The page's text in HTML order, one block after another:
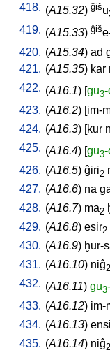
418. (A15.32) ĝišu
419. (A15.33) ĝiš
420. (A15.34) ad
421. (A15.35) kar
422. (A16.1) [gu3-
423. (A16.2) [im-
424. (A16.3) [kur
425. (A16.4) [gu3-
426. (A16.5) ĝiri2
427. (A16.6) na
428. (A16.7) ma2
429. (A16.8) esir2
430. (A16.9) ḫur-
431. (A16.10) niĝ2
432. (A16.11) gu3
433. (A16.12) im-
434. (A16.13) ensi
435. (A16.14) niĝ2